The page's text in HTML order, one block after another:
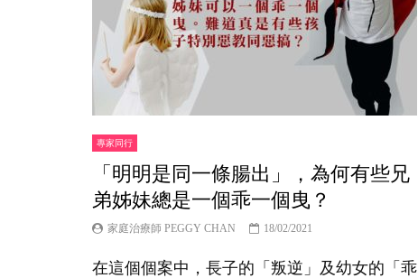
專家同行
「明明是同一條腸出」，為何有些兄
弟姊妹總是一個乖一個曳？
家庭治療師 PEGGY CHAN 18/02/2021
在這個個案中，長子的「叛逆」及幼女的「乖